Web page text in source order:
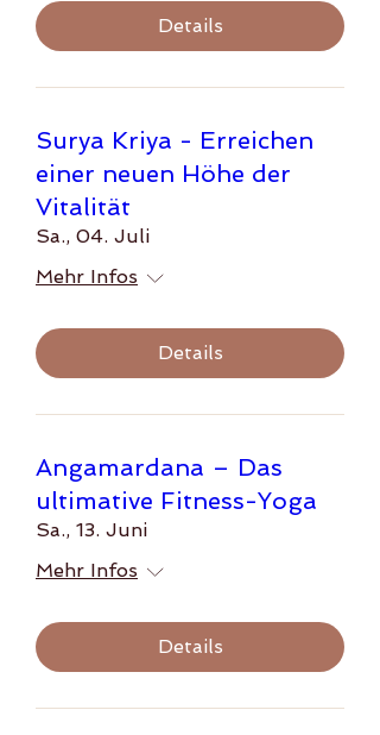
Details
Surya Kriya - Erreichen
einer neuen Höhe der
Vitalität
Sa., 04. Juli
Mehr Infos
Details
Angamardana – Das
ultimative Fitness-Yoga
Sa., 13. Juni
Mehr Infos
Details